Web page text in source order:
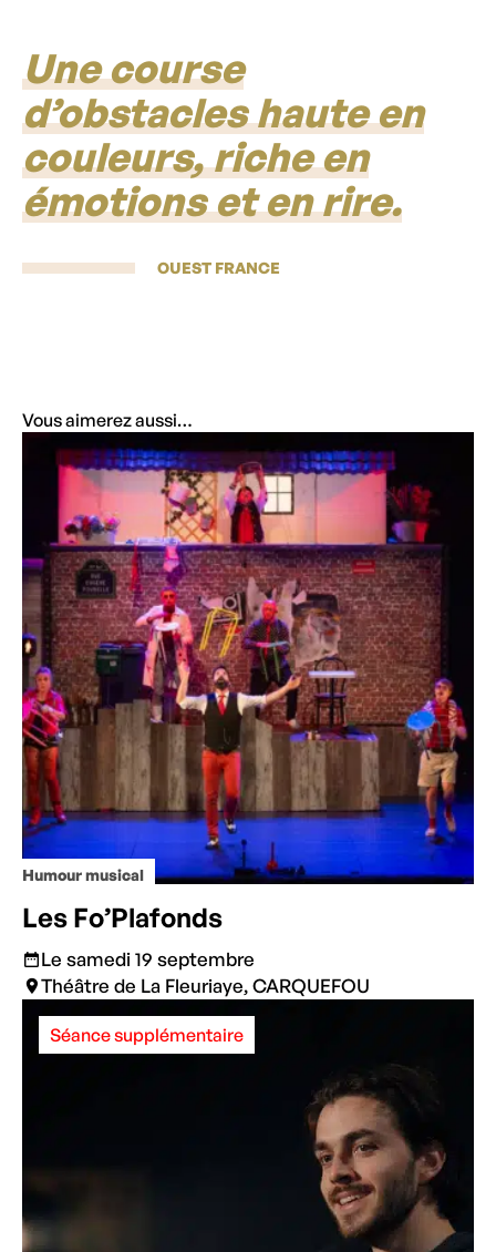
Une course
d’obstacles haute en
couleurs, riche en
émotions et en rire.
OUEST FRANCE
Vous aimerez aussi…
Humour musical
Les Fo’Plafonds
Le samedi 19 septembre
Théâtre de La Fleuriaye, CARQUEFOU
Séance supplémentaire